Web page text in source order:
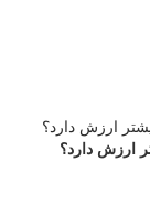
ارزش دارد؟